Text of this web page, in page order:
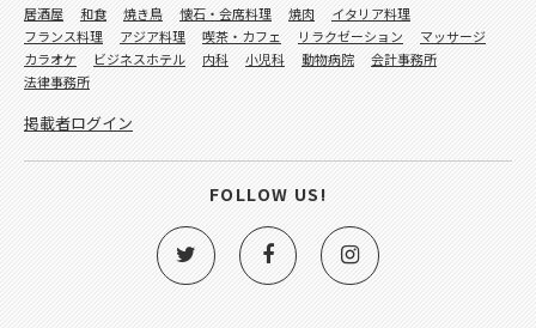
居酒屋 和食 焼き鳥 懐石・会席料理 焼肉
イタリア料理
フランス料理
アジア料理 喫茶・カフェ リラクゼーション
マッサージ
カラオケ
ビジネスホテル 内科 小児科 動物病院
会計事務所
法律事務所
掲載者ログイン
FOLLOW US!